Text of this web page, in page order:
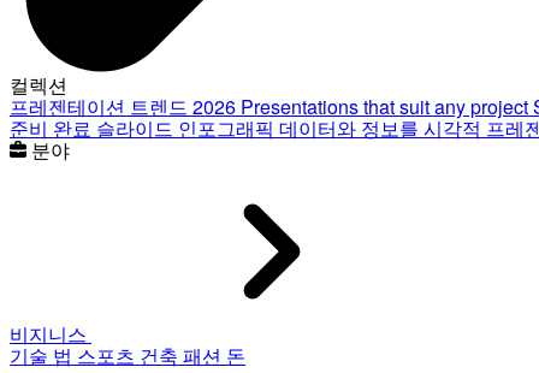
컬렉션
프레젠테이션 트렌드 2026 Presentations that suit any project
준비 완료 슬라이드 인포그래픽 데이터와 정보를 시각적 프레
분야
비지니스
기술 법 스포츠 건축 패션 돈